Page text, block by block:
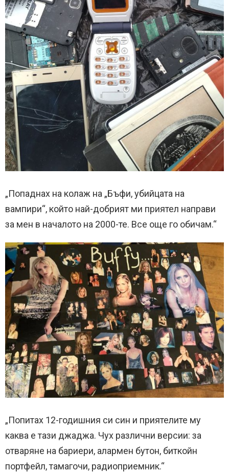
„Попаднах на колаж на „Бъфи, убийцата на
вампири“, който най-добрият ми приятел направи
за мен в началото на 2000-те. Все още го обичам.“
„Попитах 12-годишния си син и приятелите му
каква е тази джаджа. Чух различни версии: за
отваряне на бариери, алармен бутон, биткойн
портфейл, тамагочи, радиоприемник.“